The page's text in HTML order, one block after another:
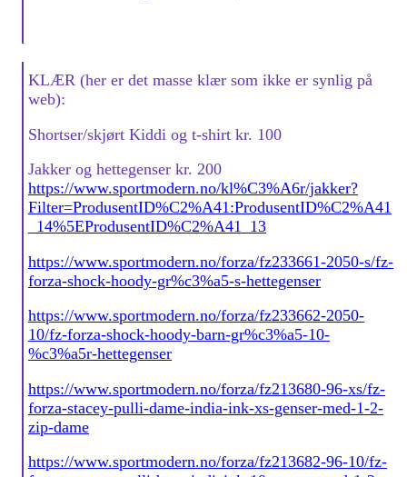
KLÆR (her er det masse klær som ikke er synlig på
web):
Shortser/skjørt Kiddi og t-shirt kr. 100
Jakker og hettegenser kr. 200
https://www.sportmodern.no/kl%C3%A6r/jakker?
Filter=ProdusentID%C2%A41:ProdusentID%C2%A41
_14%5EProdusentID%C2%A41_13
https://www.sportmodern.no/forza/fz233661-2050-s/fz-
forza-shock-hoody-gr%c3%a5-s-hettegenser
https://www.sportmodern.no/forza/fz233662-2050-
10/fz-forza-shock-hoody-barn-gr%c3%a5-10-
%c3%a5r-hettegenser
https://www.sportmodern.no/forza/fz213680-96-xs/fz-
forza-stacey-pulli-dame-india-ink-xs-genser-med-1-2-
zip-dame
https://www.sportmodern.no/forza/fz213682-96-10/fz-